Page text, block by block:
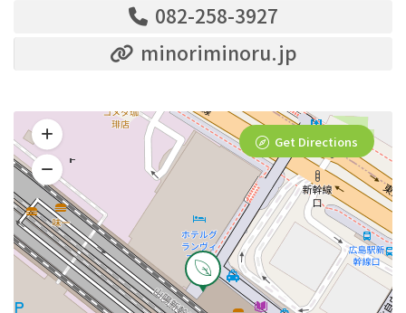
082-258-3927
minoriminoru.jp
Get Directions